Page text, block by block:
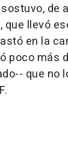
de
llevó
en la
poco más
que no